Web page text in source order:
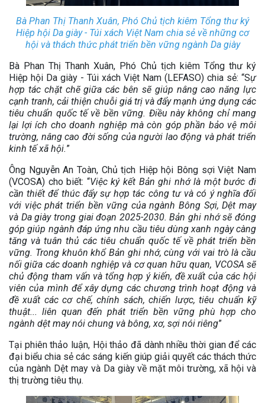
Bà Phan Thị Thanh Xuân, Phó Chủ tịch kiêm Tổng thư ký
Hiệp hội Da giày - Túi xách Việt Nam chia sẻ về những cơ
hội và thách thức phát triển bền vững ngành Da giày
Bà Phan Thị Thanh Xuân, Phó Chủ tịch kiêm Tổng thư ký
Hiệp hội Da giày - Túi xách Việt Nam (LEFASO) chia sẻ: “Sự
hợp tác chặt chẽ giữa các bên sẽ giúp nâng cao năng lực
cạnh tranh, cải thiện chuỗi giá trị và đẩy mạnh ứng dụng các
tiêu chuẩn quốc tế về bền vững. Điều này không chỉ mang
lại lợi ích cho doanh nghiệp mà còn góp phần bảo vệ môi
trường, nâng cao đời sống của người lao động và phát triển
kinh tế xã hội.”
Ông Nguyễn An Toàn, Chủ tịch Hiệp hội Bông sợi Việt Nam
(VCOSA) cho biết: “Việc ký kết Bản ghi nhớ là một bước đi
cần thiết để thúc đẩy sự hợp tác công tư và có ý nghĩa đối
với việc phát triển bền vững của ngành Bông Sợi, Dệt may
và Da giày trong giai đoạn 2025-2030. Bản ghi nhớ sẽ đóng
góp giúp ngành đáp ứng nhu cầu tiêu dùng xanh ngày càng
tăng và tuân thủ các tiêu chuẩn quốc tế về phát triển bền
vững. Trong khuôn khổ Bản ghi nhớ, cùng với vai trò là cầu
nối giữa các doanh nghiệp và cơ quan hữu quan, VCOSA sẽ
chủ động tham vấn và tổng hợp ý kiến, đề xuất của các hội
viên của mình để xây dựng các chương trình hoạt động và
đề xuất các cơ chế, chính sách, chiến lược, tiêu chuẩn kỹ
thuật... liên quan đến phát triển bền vững phù hợp cho
ngành dệt may nói chung và bông, xơ, sợi nói riêng”
Tại phiên thảo luận, Hội thảo đã dành nhiều thời gian để các
đại biểu chia sẻ các sáng kiến giúp giải quyết các thách thức
của ngành Dệt may và Da giày về mặt môi trường, xã hội và
thị trường tiêu thụ.